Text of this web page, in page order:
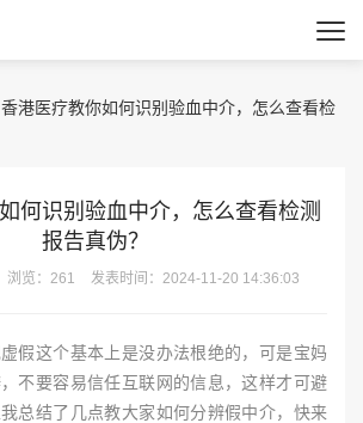
香港医疗教你如何识别验血中介，怎么查看检
何识别验血中介，怎么查看检测
报告真伪？
浏览：261 发表时间：2024-11-20 14:36:03
假这个基本上是没办法根绝的，可是宝妈
不要容易信任互联网的信息，这样才可避
总结了几点教大家如何分辨假中介，快来